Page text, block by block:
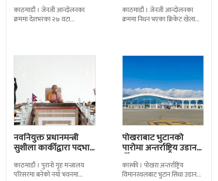
कैदीबन्दी अझै फरार
काठमाडौं । जेनजी आन्दोलनका
क्रममा देशभरका २७ वटा
श्रद्धाञ्जली
काठमाडौं । जेनजी आन्दोलनका
क्रममा निधन भएका क्रिकेट खेलाडी
नवनियुक्त प्रधानमन्त्री
सुशीला कार्कीद्वारा पदभार
काठमाडौं । पुरानो गृह मन्त्रालय
परिसरमा बनेको नयाँ भवनमा
पोखराबाट भुटानको
पारोमा अन्तर्राष्ट्रिय उडान
हुँदै
कास्की । पोखरा अन्तर्राष्ट्रिय
विमानस्थलबाट भुटान सिधा उडान